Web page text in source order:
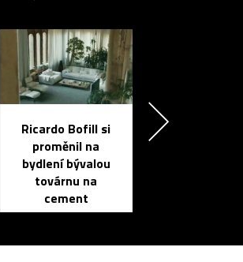
Ricardo Bofill si
proměnil na
bydlení bývalou
továrnu na
cement